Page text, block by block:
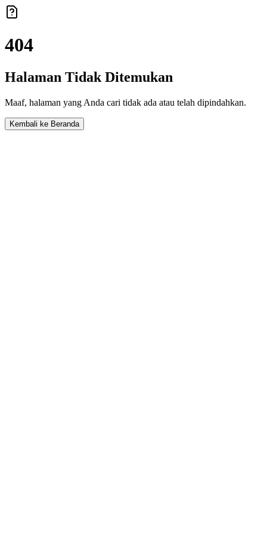
404
Halaman Tidak Ditemukan
Maaf, halaman yang Anda cari tidak ada atau telah dipindahkan.
Kembali ke Beranda